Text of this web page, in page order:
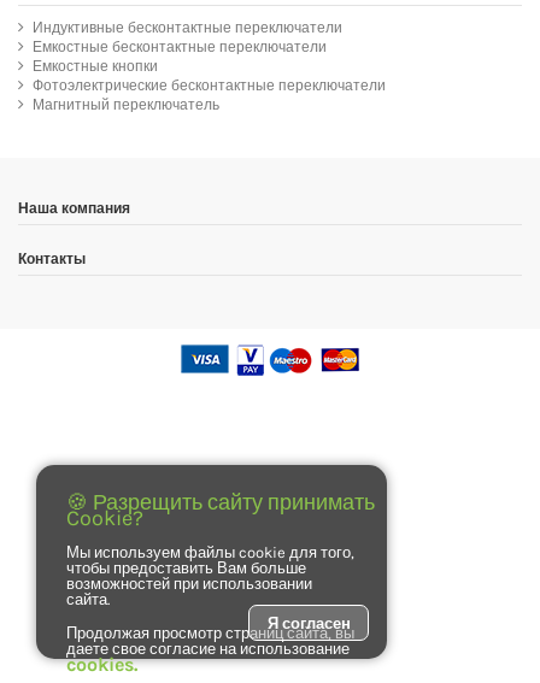
Индуктивные бесконтактные переключатели
Емкостные бесконтактные переключатели
Емкостные кнопки
Фотоэлектрические бесконтактные переключатели
Магнитный переключатель
Наша компания
Контакты
Я согласен
🍪 Разрещить сайту принимать
Cookie?
Мы используем файлы cookie для того,
чтобы предоставить Вам больше
возможностей при использовании
сайта.
Продолжая просмотр страниц сайта, вы
даете свое согласие на использование
cookies.